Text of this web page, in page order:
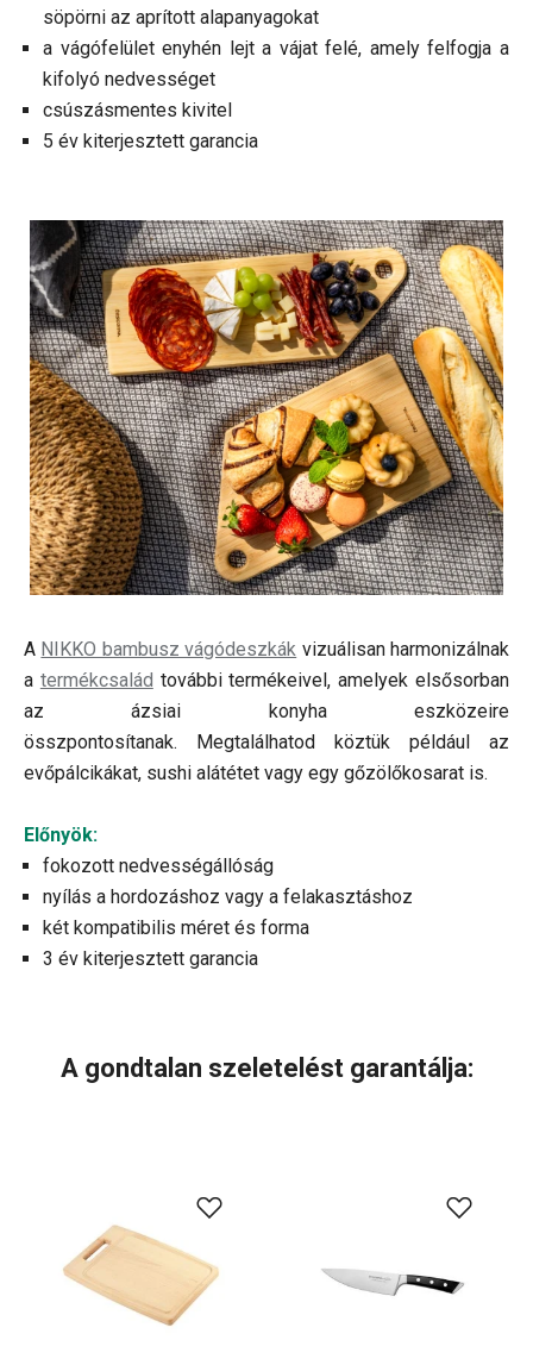
söpörni az aprított alapanyagokat
a vágófelület enyhén lejt a vájat felé, amely felfogja a
kifolyó nedvességet
csúszásmentes kivitel
5 év kiterjesztett garancia
A NIKKO bambusz vágódeszkák vizuálisan harmonizálnak
a termékcsalád további termékeivel, amelyek elsősorban
az ázsiai konyha eszközeire
összpontosítanak. Megtalálhatod köztük például az
evőpálcikákat, sushi alátétet vagy egy gőzölőkosarat is.
Előnyök:
fokozott nedvességállóság
nyílás a hordozáshoz vagy a felakasztáshoz
két kompatibilis méret és forma
3 év kiterjesztett garancia
A gondtalan szeletelést garantálja: